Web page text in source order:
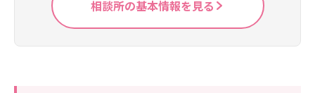
相談所の基本情報を見る